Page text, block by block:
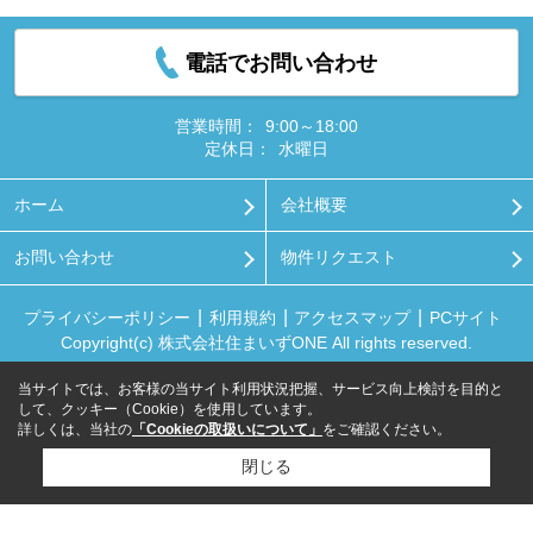
電話でお問い合わせ
営業時間：
9:00～18:00
定休日：
水曜日
ホーム 会社概要
お問い合わせ 物件リクエスト
プライバシーポリシー 利用規約 アクセスマップ
PCサイト
Copyright(c) 株式会社住まいずONE All rights reserved.
当サイトでは、お客様の当サイト利用状況把握、サービス向上検討を目的と
して、クッキー（Cookie）を使用しています。
詳しくは、当社の 「Cookieの取扱いについて」 をご確認ください。
閉じる